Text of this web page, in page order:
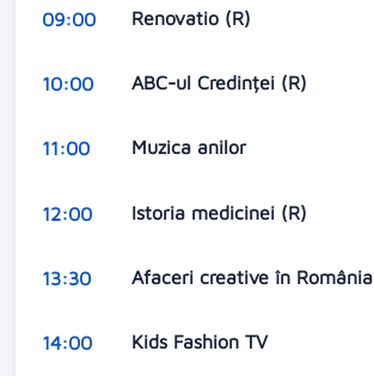
09:00 Renovatio (R)
10:00 ABC-ul Credinței (R)
11:00 Muzica anilor
12:00 Istoria medicinei (R)
13:30 Afaceri creative în România
14:00 Kids Fashion TV